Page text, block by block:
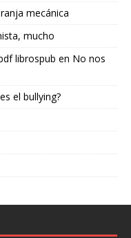
mecánica
mucho
librospub en No nos
el bullying?